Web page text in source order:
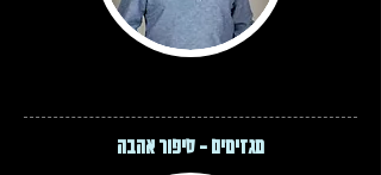
מגזימים - סיפור אהבה